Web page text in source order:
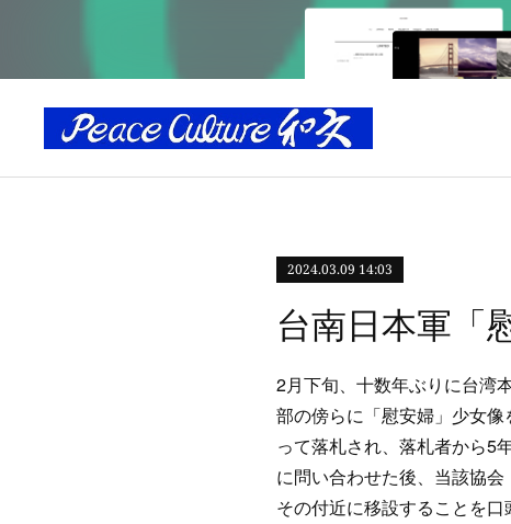
2024.03.09 14:03
台南日本軍「
2月下旬、十数年ぶりに台湾
部の傍らに「慰安婦」少女
って落札され、落札者から5
に問い合わせた後、当該協
その付近に移設することを